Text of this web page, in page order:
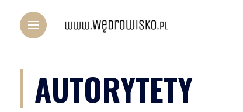
AUTORYTETY